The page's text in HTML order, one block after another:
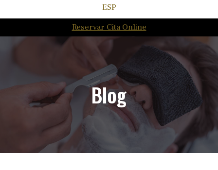
ESP
Reservar Cita Online
Blog